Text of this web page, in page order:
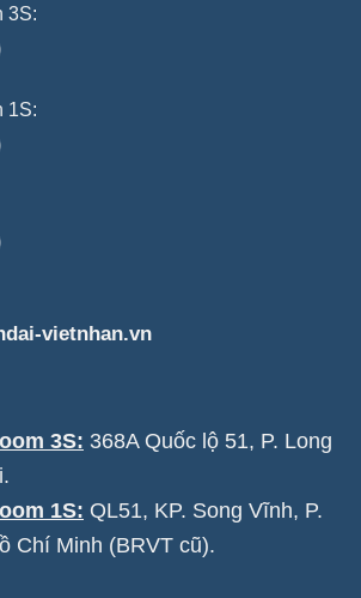
3S:
1S:
vietnhan.vn
3S: 368A Quốc lộ 51, P. Long
1S: QL51, KP. Song Vĩnh, P.
Chí Minh (BRVT cũ).